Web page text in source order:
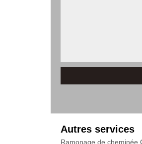
Autres services
Ramonage de cheminée